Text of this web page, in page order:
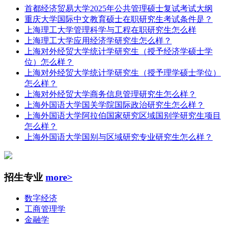
首都经济贸易大学2025年公共管理硕士复试考试大纲
重庆大学国际中文教育硕士在职研究生考试条件是？
上海理工大学管理科学与工程在职研究生怎么样
上海理工大学应用经济学研究生怎么样？
上海对外经贸大学统计学研究生（授予经济学硕士学
位）怎么样？
上海对外经贸大学统计学研究生（授予理学硕士学位）
怎么样？
上海对外经贸大学商务信息管理研究生怎么样？
上海外国语大学国关学院国际政治研究生怎么样？
上海外国语大学阿拉伯国家研究区域国别学研究生项目
怎么样？
上海外国语大学国别与区域研究专业研究生怎么样？
招生专业 more>
数字经济
工商管理学
金融学